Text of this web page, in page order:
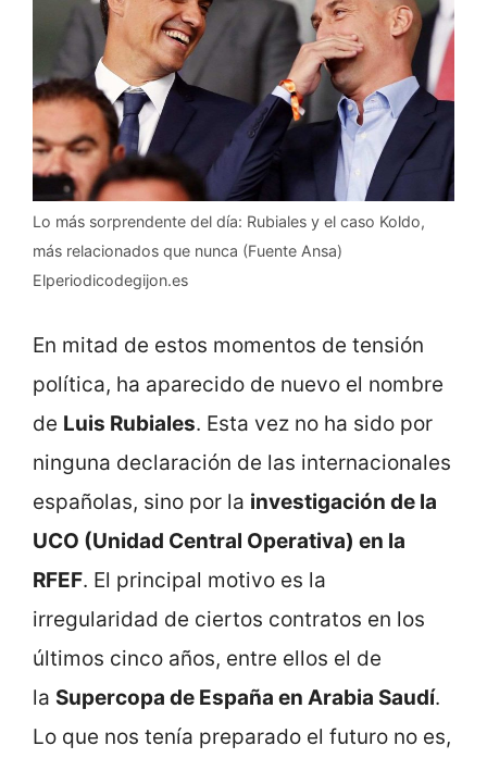
Lo más sorprendente del día: Rubiales y el caso Koldo,
más relacionados que nunca (Fuente Ansa)
Elperiodicodegijon.es
En mitad de estos momentos de tensión
política, ha aparecido de nuevo el nombre
de Luis Rubiales. Esta vez no ha sido por
ninguna declaración de las internacionales
españolas, sino por la investigación de la
UCO (Unidad Central Operativa) en la
RFEF. El principal motivo es la
irregularidad de ciertos contratos en los
últimos cinco años, entre ellos el de
la Supercopa de España en Arabia Saudí.
Lo que nos tenía preparado el futuro no es,